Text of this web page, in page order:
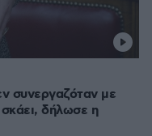
συνεργαζόταν με
σκάει, δήλωσε η